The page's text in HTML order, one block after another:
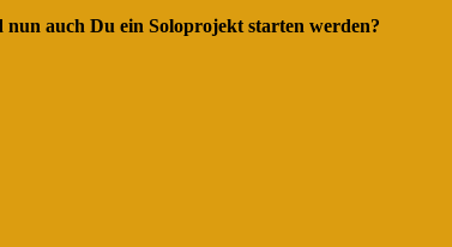
auch Du ein Soloprojekt starten werden?